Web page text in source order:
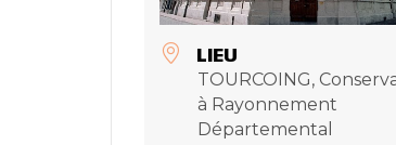
LIEU
TOURCOING,
à Rayonnement
Départemental